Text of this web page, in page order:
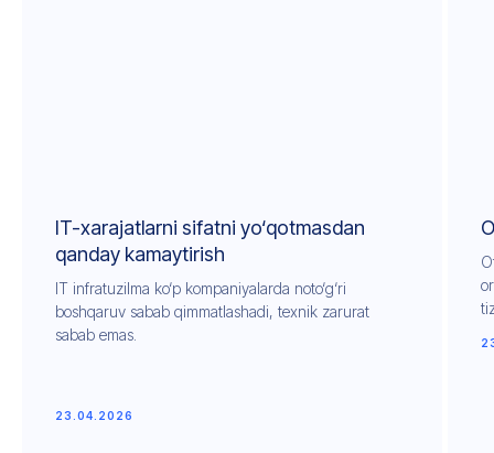
IT-xarajatlarni sifatni yo‘qotmasdan
qanday kamaytirish
IT infratuzilma ko‘p kompaniyalarda noto‘g‘ri
boshqaruv sabab qimmatlashadi, texnik zarurat
sabab emas.
23.04.2026